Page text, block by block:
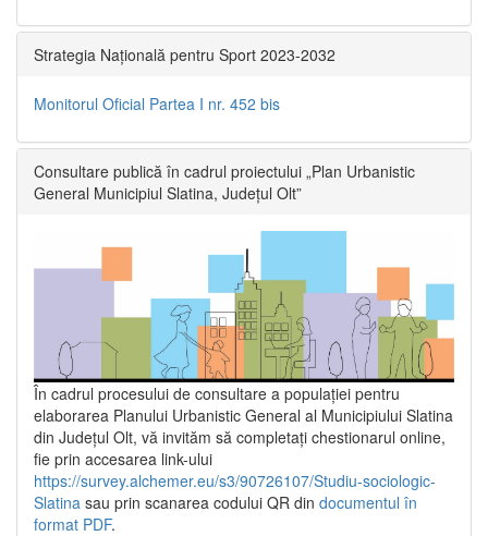
Strategia Națională pentru Sport 2023-2032
Monitorul Oficial Partea I nr. 452 bis
Consultare publică în cadrul proiectului „Plan Urbanistic
General Municipiul Slatina, Județul Olt”
În cadrul procesului de consultare a populaţiei pentru
elaborarea Planului Urbanistic General al Municipiului Slatina
din Județul Olt, vă invităm să completați chestionarul online,
fie prin accesarea link-ului
https://survey.alchemer.eu/s3/90726107/Studiu-sociologic-
Slatina sau prin scanarea codului QR din documentul în
format PDF.